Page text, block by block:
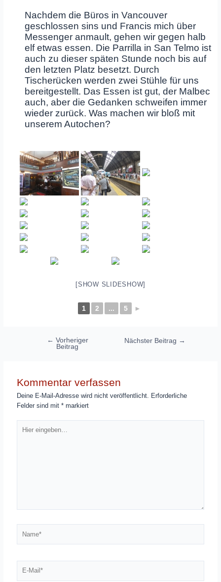
Nachdem die Büros in Vancouver
geschlossen sins und Francis mich über
Messenger anmault, gehen wir gegen halb
elf etwas essen. Die Parrilla in San Telmo ist
auch zu dieser späten Stunde noch bis auf
den letzten Platz besetzt. Durch
Tischerücken werden zwei Stühle für uns
bereitgestellt. Das Essen ist gut, der Malbec
auch, aber die Gedanken schweifen immer
wieder zurück. Was machen wir bloß mit
unserem Autochen?
[SHOW SLIDESHOW]
1 2 ... 5 ►
Beitragsnavigation
← Vorheriger
Beitrag
Nächster Beitrag →
Kommentar verfassen
Deine E-Mail-Adresse wird nicht veröffentlicht. Erforderliche
Felder sind mit* markiert
eingeben…
Mail*